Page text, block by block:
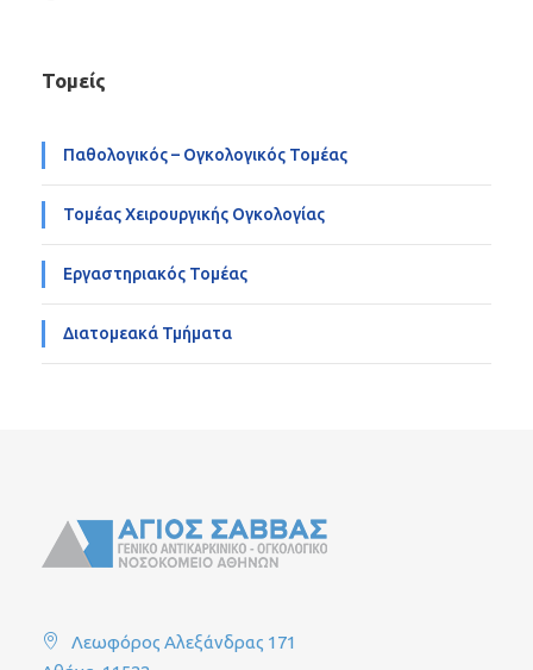
Τομείς
Παθολογικός – Ογκολογικός Τομέας
Τομέας Χειρουργικής Ογκολογίας
Εργαστηριακός Τομέας
Διατομεακά Τμήματα
Λεωφόρος Αλεξάνδρας 171